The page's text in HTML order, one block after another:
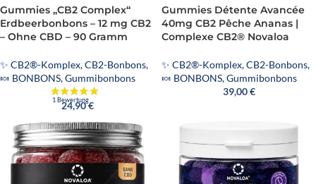
Gummies „CB2 Complex“
Erdbeerbonbons – 12 mg CB2
– Ohne CBD – 90 Gramm
✨ CB2®-Komplex,CB2-Bonbons,
🍬 BONBONS,Gummibonbons
24,90€
Gummies Détente Avancée
40mg CB2 Pêche Ananas |
Complexe CB2® Novaloa
✨ CB2®-Komplex,CB2-Bonbons,
🍬 BONBONS,Gummibonbons
39,00€